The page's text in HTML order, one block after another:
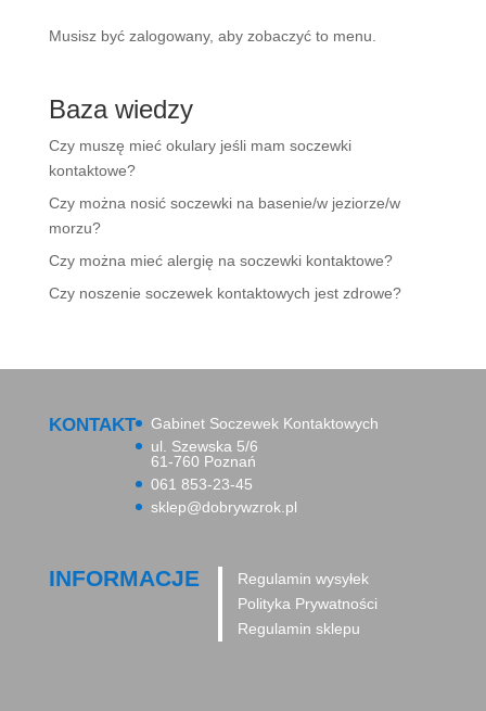
Musisz być zalogowany, aby zobaczyć to menu.
Baza wiedzy
Czy muszę mieć okulary jeśli mam soczewki
kontaktowe?
Czy można nosić soczewki na basenie/w jeziorze/w
morzu?
Czy można mieć alergię na soczewki kontaktowe?
Czy noszenie soczewek kontaktowych jest zdrowe?
KONTAKT
Gabinet Soczewek Kontaktowych
ul. Szewska 5/6
61-760 Poznań
061 853-23-45
sklep@dobrywzrok.pl
INFORMACJE
Regulamin wysyłek
Polityka Prywatności
Regulamin sklepu